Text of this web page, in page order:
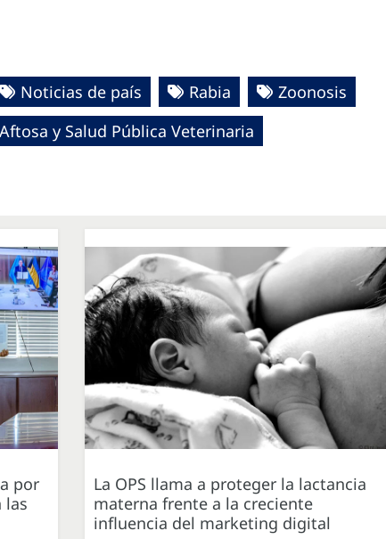
Noticias de país Rabia
Zoonosis
y Salud Pública Veterinaria
por
las
La OPS llama a proteger la lactancia
materna frente a la creciente
influencia del marketing digital